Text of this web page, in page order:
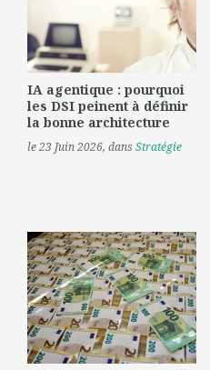
IA agentique : pourquoi
les DSI peinent à définir
la bonne architecture
le 23 Juin 2026, dansStratégie